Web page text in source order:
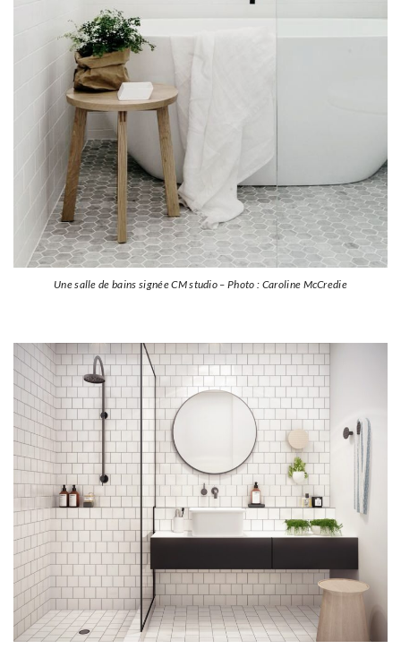
Une salle de bains signée CM studio – Photo : Caroline McCredie